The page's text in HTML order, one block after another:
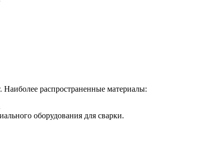
распространенные материалы:
оборудования для сварки.